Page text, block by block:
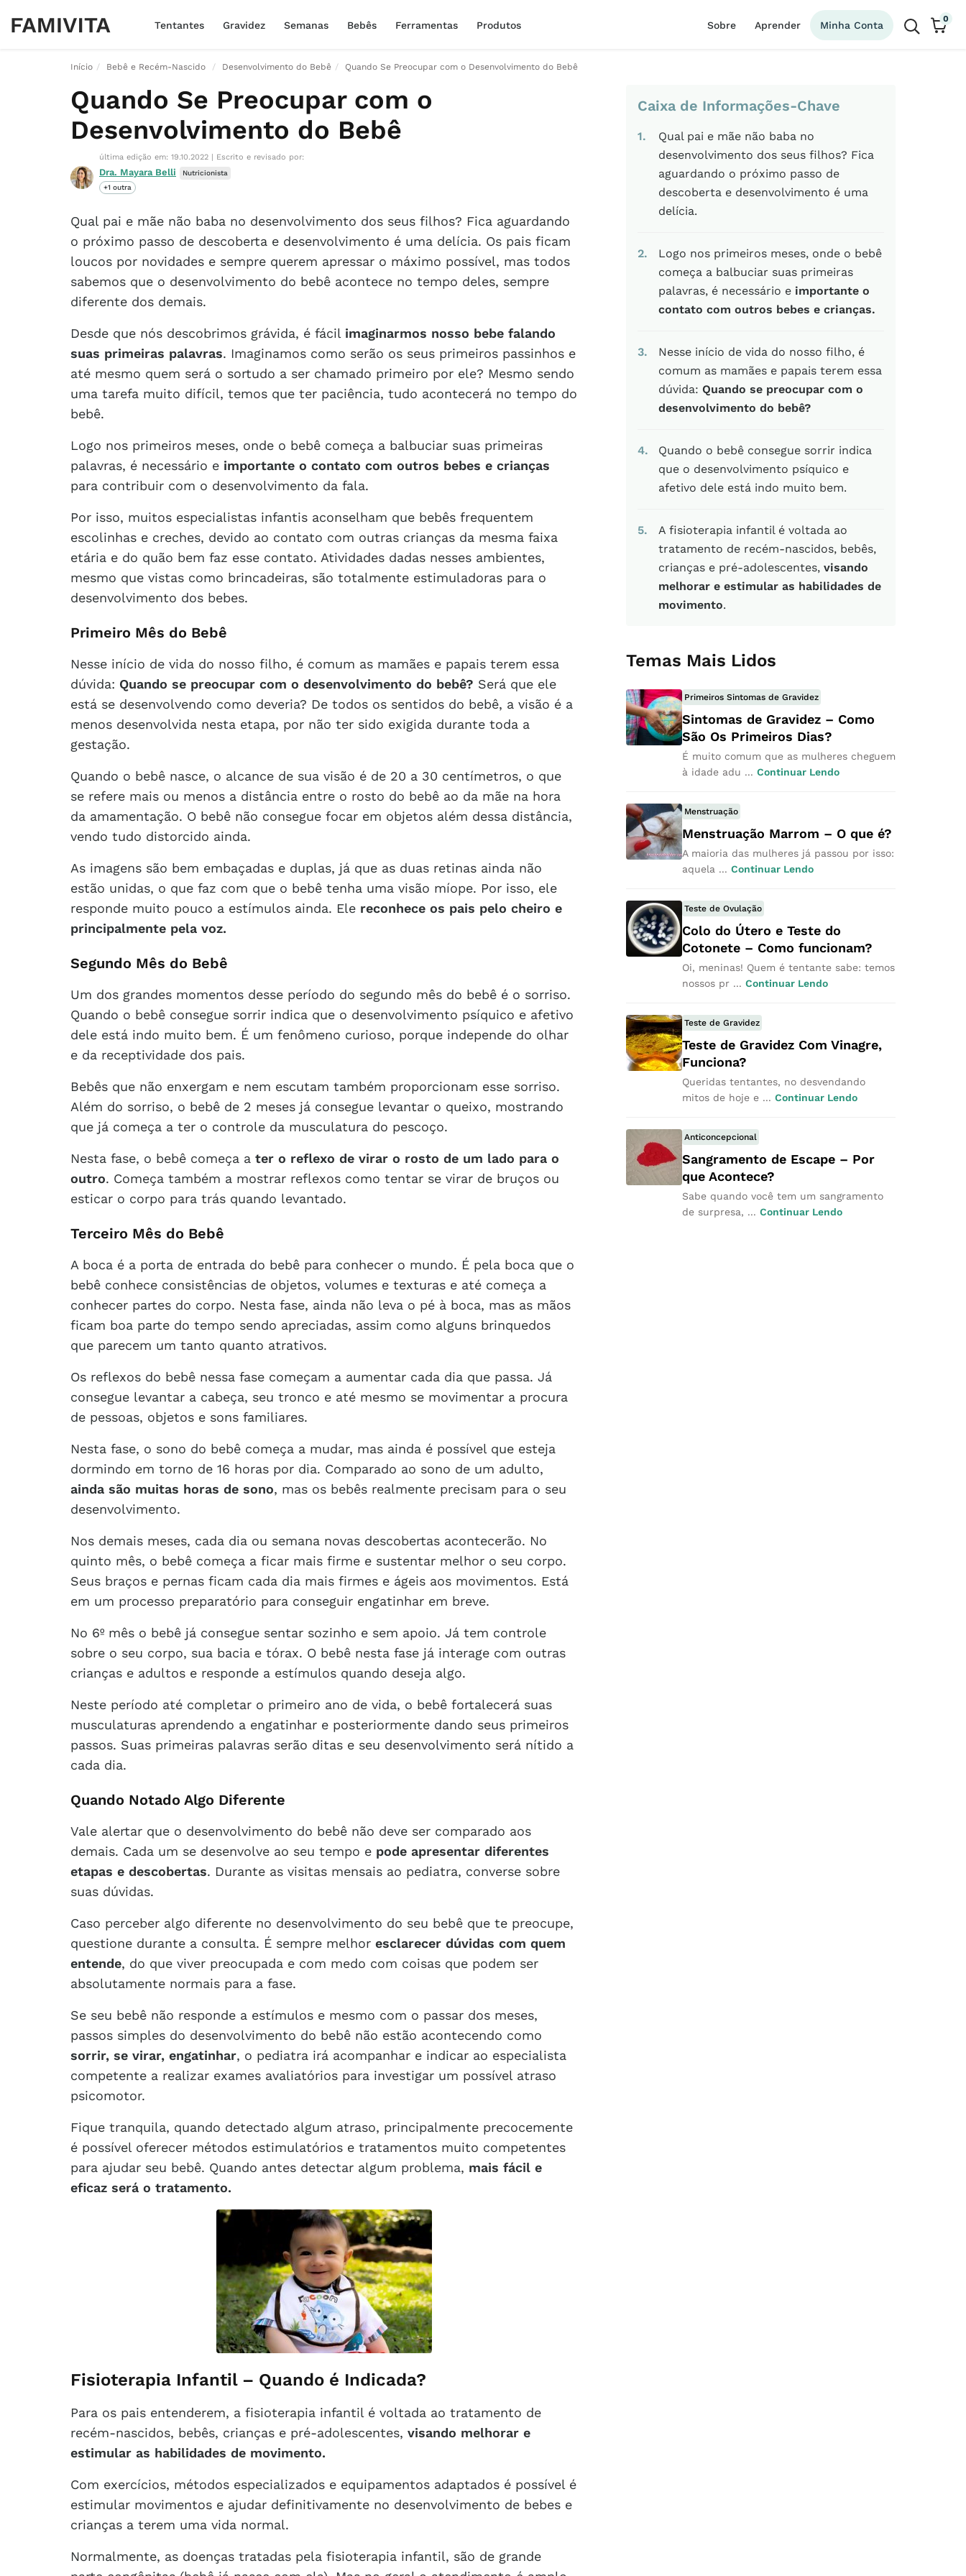
Tentantes Gravidez Semanas Bebês Ferramentas Produtos Sobre Aprender Minha Conta
0
Início Bebê e Recém-Nascido Desenvolvimento do Bebê Quando Se Preocupar com o Desenvolvimento do Bebê
Quando Se Preocupar com o
Desenvolvimento do Bebê
última edição em: 19.10.2022 | Escrito e revisado por:
Dra. Mayara Belli
Nutricionista
+1 outra
Qual pai e mãe não baba no desenvolvimento dos seus filhos? Fica aguardando
o próximo passo de descoberta e desenvolvimento é uma delícia. Os pais ficam
loucos por novidades e sempre querem apressar o máximo possível, mas todos
sabemos que o desenvolvimento do bebê acontece no tempo deles, sempre
diferente dos demais.
Desde que nós descobrimos grávida, é fácil imaginarmos nosso bebe falando
suas primeiras palavras. Imaginamos como serão os seus primeiros passinhos e
até mesmo quem será o sortudo a ser chamado primeiro por ele? Mesmo sendo
uma tarefa muito difícil, temos que ter paciência, tudo acontecerá no tempo do
bebê.
Logo nos primeiros meses, onde o bebê começa a balbuciar suas primeiras
palavras, é necessário e importante o contato com outros bebes e crianças
para contribuir com o desenvolvimento da fala.
Por isso, muitos especialistas infantis aconselham que bebês frequentem
escolinhas e creches, devido ao contato com outras crianças da mesma faixa
etária e do quão bem faz esse contato. Atividades dadas nesses ambientes,
mesmo que vistas como brincadeiras, são totalmente estimuladoras para o
desenvolvimento dos bebes.
Primeiro Mês do Bebê
Nesse início de vida do nosso filho, é comum as mamães e papais terem essa
dúvida: Quando se preocupar com o desenvolvimento do bebê? Será que ele
está se desenvolvendo como deveria? De todos os sentidos do bebê, a visão é a
menos desenvolvida nesta etapa, por não ter sido exigida durante toda a
gestação.
Quando o bebê nasce, o alcance de sua visão é de 20 a 30 centímetros, o que
se refere mais ou menos a distância entre o rosto do bebê ao da mãe na hora
da amamentação. O bebê não consegue focar em objetos além dessa distância,
vendo tudo distorcido ainda.
As imagens são bem embaçadas e duplas, já que as duas retinas ainda não
estão unidas, o que faz com que o bebê tenha uma visão míope. Por isso, ele
responde muito pouco a estímulos ainda. Ele reconhece os pais pelo cheiro e
principalmente pela voz.
Segundo Mês do Bebê
Um dos grandes momentos desse período do segundo mês do bebê é o sorriso.
Quando o bebê consegue sorrir indica que o desenvolvimento psíquico e afetivo
dele está indo muito bem. É um fenômeno curioso, porque independe do olhar
e da receptividade dos pais.
Bebês que não enxergam e nem escutam também proporcionam esse sorriso.
Além do sorriso, o bebê de 2 meses já consegue levantar o queixo, mostrando
que já começa a ter o controle da musculatura do pescoço.
Nesta fase, o bebê começa a ter o reflexo de virar o rosto de um lado para o
outro. Começa também a mostrar reflexos como tentar se virar de bruços ou
esticar o corpo para trás quando levantado.
Terceiro Mês do Bebê
A boca é a porta de entrada do bebê para conhecer o mundo. É pela boca que o
bebê conhece consistências de objetos, volumes e texturas e até começa a
conhecer partes do corpo. Nesta fase, ainda não leva o pé à boca, mas as mãos
ficam boa parte do tempo sendo apreciadas, assim como alguns brinquedos
que parecem um tanto quanto atrativos.
Os reflexos do bebê nessa fase começam a aumentar cada dia que passa. Já
consegue levantar a cabeça, seu tronco e até mesmo se movimentar a procura
de pessoas, objetos e sons familiares.
Nesta fase, o sono do bebê começa a mudar, mas ainda é possível que esteja
dormindo em torno de 16 horas por dia. Comparado ao sono de um adulto,
ainda são muitas horas de sono, mas os bebês realmente precisam para o seu
desenvolvimento.
Nos demais meses, cada dia ou semana novas descobertas acontecerão. No
quinto mês, o bebê começa a ficar mais firme e sustentar melhor o seu corpo.
Seus braços e pernas ficam cada dia mais firmes e ágeis aos movimentos. Está
em um processo preparatório para conseguir engatinhar em breve.
No 6º mês o bebê já consegue sentar sozinho e sem apoio. Já tem controle
sobre o seu corpo, sua bacia e tórax. O bebê nesta fase já interage com outras
crianças e adultos e responde a estímulos quando deseja algo.
Neste período até completar o primeiro ano de vida, o bebê fortalecerá suas
musculaturas aprendendo a engatinhar e posteriormente dando seus primeiros
passos. Suas primeiras palavras serão ditas e seu desenvolvimento será nítido a
cada dia.
Quando Notado Algo Diferente
Vale alertar que o desenvolvimento do bebê não deve ser comparado aos
demais. Cada um se desenvolve ao seu tempo e pode apresentar diferentes
etapas e descobertas. Durante as visitas mensais ao pediatra, converse sobre
suas dúvidas.
Caso perceber algo diferente no desenvolvimento do seu bebê que te preocupe,
questione durante a consulta. É sempre melhor esclarecer dúvidas com quem
entende, do que viver preocupada e com medo com coisas que podem ser
absolutamente normais para a fase.
Se seu bebê não responde a estímulos e mesmo com o passar dos meses,
passos simples do desenvolvimento do bebê não estão acontecendo como
sorrir, se virar, engatinhar, o pediatra irá acompanhar e indicar ao especialista
competente a realizar exames avaliatórios para investigar um possível atraso
psicomotor.
Fique tranquila, quando detectado algum atraso, principalmente precocemente
é possível oferecer métodos estimulatórios e tratamentos muito competentes
para ajudar seu bebê. Quando antes detectar algum problema, mais fácil e
eficaz será o tratamento.
Fisioterapia Infantil – Quando é Indicada?
Para os pais entenderem, a fisioterapia infantil é voltada ao tratamento de
recém-nascidos, bebês, crianças e pré-adolescentes, visando melhorar e
estimular as habilidades de movimento.
Com exercícios, métodos especializados e equipamentos adaptados é possível é
estimular movimentos e ajudar definitivamente no desenvolvimento de bebes e
crianças a terem uma vida normal.
Normalmente, as doenças tratadas pela fisioterapia infantil, são de grande
Caixa de Informações-Chave
1
Qual pai e mãe não baba no
desenvolvimento dos seus filhos? Fica
aguardando o próximo passo de
descoberta e desenvolvimento é uma
delícia.
2
Logo nos primeiros meses, onde o bebê
começa a balbuciar suas primeiras
palavras, é necessário e importante o
contato com outros bebes e crianças.
3
Nesse início de vida do nosso filho, é
comum as mamães e papais terem essa
dúvida: Quando se preocupar com o
desenvolvimento do bebê?
4
Quando o bebê consegue sorrir indica
que o desenvolvimento psíquico e
afetivo dele está indo muito bem.
5
A fisioterapia infantil é voltada ao
tratamento de recém-nascidos, bebês,
crianças e pré-adolescentes, visando
melhorar e estimular as habilidades de
movimento.
Temas Mais Lidos
Primeiros Sintomas de Gravidez
Sintomas de Gravidez – Como
São Os Primeiros Dias?
É muito comum que as mulheres cheguem
à idade adu ... Continuar Lendo
Menstruação
Menstruação Marrom – O que é?
A maioria das mulheres já passou por isso:
aquela ... Continuar Lendo
Teste de Ovulação
Colo do Útero e Teste do
Cotonete – Como funcionam?
Oi, meninas! Quem é tentante sabe: temos
nossos pr ... Continuar Lendo
Teste de Gravidez
Teste de Gravidez Com Vinagre,
Funciona?
Queridas tentantes, no desvendando
mitos de hoje e ... Continuar Lendo
Anticoncepcional
Sangramento de Escape – Por
que Acontece?
Sabe quando você tem um sangramento
de surpresa, ... Continuar Lendo